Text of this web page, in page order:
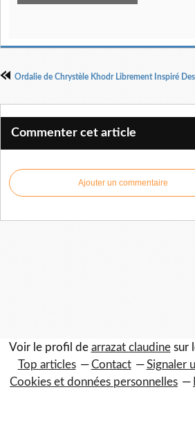
Commenter cet article
Ajouter un commentaire
Voir le profil de arrazat claudinesur
Top articles
Contact Signaler
Cookies et données personnelles